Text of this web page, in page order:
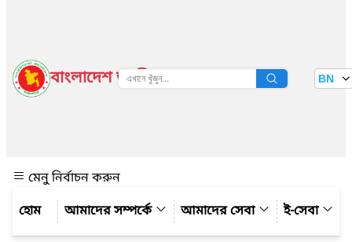
বাংলাদেশ জাতীয় তথ্য বাতায়ন BN
মেনু নির্বাচন করুন
আমাদের সম্পর্কে
আমাদের সেবা ই-সেবা